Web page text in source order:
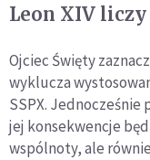
Leon XIV
Ojciec Święty
wyklucza
SSPX. Jednocześnie
jej konsekwencje
wspólnoty, ale